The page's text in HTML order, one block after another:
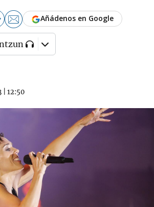
12:50
Añádenos en Google